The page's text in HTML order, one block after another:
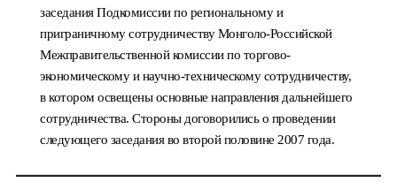
заседания Подкомиссии по региональному и
приграничному сотрудничеству Монголо-Российской
Межправительственной комиссии по торгово-
экономическому и научно-техническому сотрудничеству,
в котором освещены основные направления дальнейшего
сотрудничества. Стороны договорились о проведении
следующего заседания во второй половине 2007 года.